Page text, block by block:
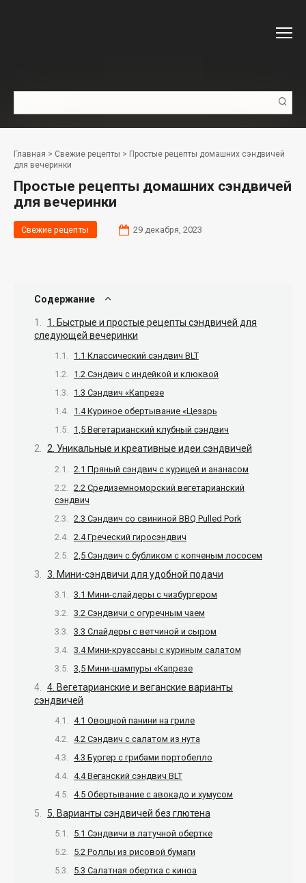
Главная > Свежие рецепты > Простые рецепты домашних сэндвичей
для вечеринки
Простые рецепты домашних сэндвичей
для вечеринки
Свежие рецепты 29 декабря, 2023
Содержание
1. Быстрые и простые рецепты сэндвичей для
следующей вечеринки
1.1 Классический сэндвич BLT
1.2 Сэндвич с индейкой и клюквой
1.3 Сэндвич «Капрезе
1.4 Куриное обертывание «Цезарь
1,5 Вегетарианский клубный сэндвич
2. Уникальные и креативные идеи сэндвичей
2.1 Пряный сэндвич с курицей и ананасом
2.2 Средиземноморский вегетарианский
сэндвич
2.3 Сэндвич со свининой BBQ Pulled Pork
2.4 Греческий гиросэндвич
2,5 Сэндвич с бубликом с копченым лососем
3. Мини-сэндвичи для удобной подачи
3.1 Мини-слайдеры с чизбургером
3.2 Сэндвичи с огуречным чаем
3.3 Слайдеры с ветчиной и сыром
3.4 Мини-круассаны с куриным салатом
3,5 Мини-шампуры «Капрезе
4. Вегетарианские и веганские варианты
сэндвичей
4.1 Овощной панини на гриле
4.2 Сэндвич с салатом из нута
4.3 Бургер с грибами портобелло
4.4 Веганский сэндвич BLT
4.5 Обертывание с авокадо и хумусом
5. Варианты сэндвичей без глютена
5.1 Сэндвичи в латучной обертке
5.2 Роллы из рисовой бумаги
5.3 Салатная обертка с киноа